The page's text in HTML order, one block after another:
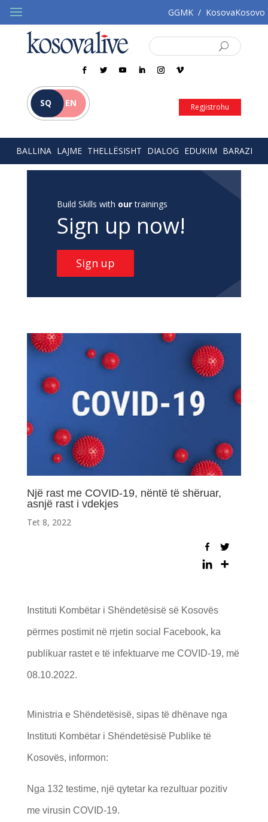
GGMK / KosovaKosovo
SQ EN Regjistrohu
BALLINA LAJME THELLËSISHT DIALOG EDUKIM BARAZI
Build Skills with ourtrainings
Sign up now!
Sign up
Një rast me COVID-19, nëntë të shëruar,
asnjë rast i vdekjes
Tet 8, 2022
Instituti Kombëtar i Shëndetësisë së Kosovës
përmes postimitnë rrjetin social Facebook, ka
publikuar rastet e të infektuarve me COVID-19, më
08.10.2022.
Ministria e Shëndetësisë, sipas të dhënave nga
Instituti Kombëtar i Shëndetësisë Publike të
Kosovës, informon:
Nga 132 testime, një qytetar ka rezultuar pozitiv
me virusin COVID-19.